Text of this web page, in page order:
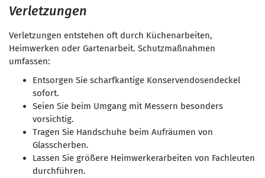
Verletzungen
Verletzungen entstehen oft durch Küchenarbeiten,
Heimwerken oder Gartenarbeit. Schutzmaßnahmen
umfassen:
Entsorgen Sie scharfkantige Konservendosendeckel
sofort.
Seien Sie beim Umgang mit Messern besonders
vorsichtig.
Tragen Sie Handschuhe beim Aufräumen von
Glasscherben.
Lassen Sie größere Heimwerkerarbeiten von Fachleuten
durchführen.